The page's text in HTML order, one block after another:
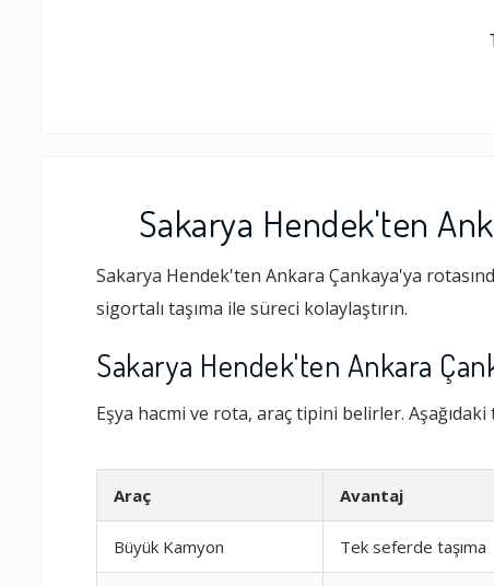
Sakarya Hendek'ten
Sakarya Hendek'ten Ankara Çankaya'ya
sigortalı taşıma ile süreci kolaylaştırın.
Sakarya Hendek'ten Ankara
Eşya hacmi ve rota, araç tipini belirler.
Araç Avantaj
Büyük Kamyon Tek seferde taşıma